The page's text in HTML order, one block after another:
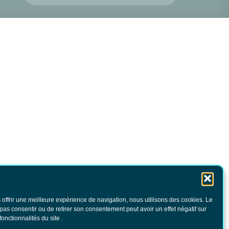
offrir une meilleure expérience de navigation, nous utilisons des cookies. Le
consentir ou de retirer son consentement peut avoir un effet négatif sur
du site .